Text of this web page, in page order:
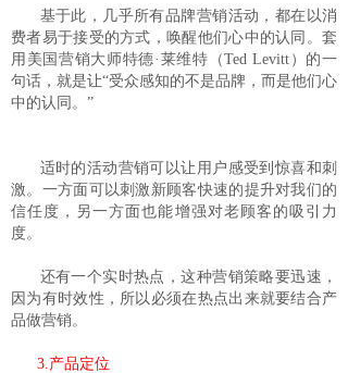
基于此，几乎所有品牌营销活动，都在以消
费者易于接受的方式，唤醒他们心中的认同。套
用美国营销大师特德·莱维特（Ted Levitt）的一
句话，就是让“受众感知的不是品牌，而是他们心
中的认同。”
适时的活动营销可以让用户感受到惊喜和刺
激。一方面可以刺激新顾客快速的提升对我们的
信任度，另一方面也能增强对老顾客的吸引力
度。
还有一个实时热点，这种营销策略要迅速，
因为有时效性，所以必须在热点出来就要结合产
品做营销。
3.产品定位